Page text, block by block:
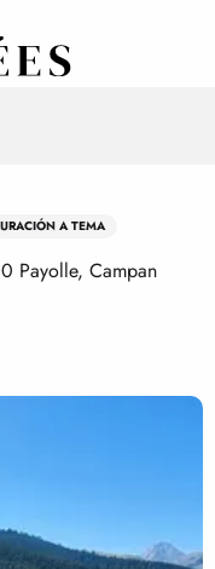
A TEMA
Payolle, Campan